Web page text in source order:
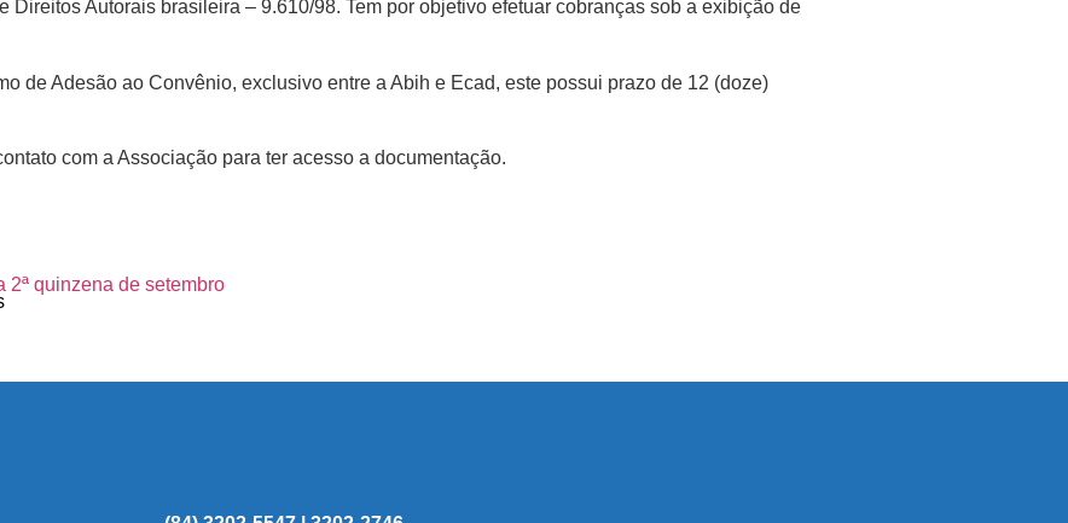
Autorais brasileira – 9.610/98. Tem por objetivo efetuar cobranças sob a exibição de
de Adesão ao Convênio, exclusivo entre a Abih e Ecad, este possui prazo de 12 (doze)
com a Associação para ter acesso a documentação.
2ª quinzena de setembro